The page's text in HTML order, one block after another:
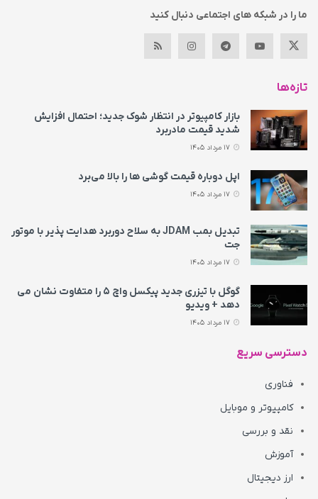
ما را در شبکه های اجتماعی دنبال کنید
تازه‌ها
بازار کامپیوتر در انتظار شوک جدید؛ احتمال افزایش
شدید قیمت مادربرد
اپل دوباره قیمت‌ گوشی ها را بالا می‌برد
تبدیل بمب JDAM به سلاح دوربرد هدایت پذیر با موتور
جت
گوگل با تیزری جدید پیکسل واچ ۵ را متفاوت نشان می‌
دهد + ویدیو
دسترسی سریع
فناوری
کامپیوتر و موبایل
نقد و بررسی
آموزش
ارز دیجیتال